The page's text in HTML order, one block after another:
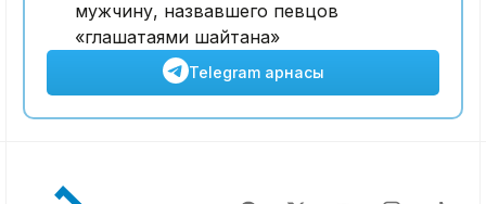
мужчину, назвавшего певцов
«глашатаями шайтана»
Telegram арнасы